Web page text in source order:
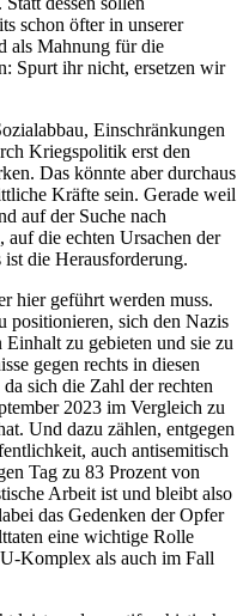
schon öfter in unserer
als Mahnung für die
Spurt ihr nicht, ersetzen wir
Einschränkungen
Kriegspolitik erst den
Das könnte aber durchaus
Kräfte sein. Gerade weil
auf der Suche nach
auf die echten Ursachen der
die Herausforderung.
hier geführt werden muss.
positionieren, sich den Nazis
Einhalt zu gebieten und sie zu
gegen rechts in diesen
sich die Zahl der rechten
2023 im Vergleich zu
Und dazu zählen, entgegen
auch antisemitisch
Tag zu 83 Prozent von
Arbeit ist und bleibt also
das Gedenken der Opfer
eine wichtige Rolle
Komplex als auch im Fall